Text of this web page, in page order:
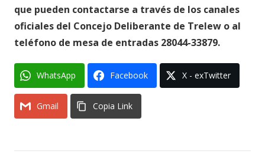
que pueden contactarse a través de los canales
oficiales del Concejo Deliberante de Trelew o al
teléfono de mesa de entradas 28044-33879.
WhatsApp Facebook X - exTwitter
Gmail Copia Link